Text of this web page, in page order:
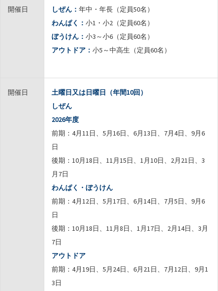
開催日 しぜん： 年中・年長（定員50名）
わんぱく： 小1・小2（定員60名）
ぼうけん： 小3～小6（定員60名）
アウトドア： 小5～中高生（定員60名）
開催日
土曜日又は日曜日（年間10回）
しぜん
2026年度
前期：4月11日、5月16日、6月13日、7月4日、9月6
日
後期：10月18日、11月15日、1月10日、2月21日、3
月7日
わんぱく・ぼうけん
前期：4月12日、5月17日、6月14日、7月5日、9月6
日
後期：10月18日、11月8日、1月17日、2月14日、3月
7日
アウトドア
前期：4月19日、5月24日、6月21日、7月12日、9月1
3日